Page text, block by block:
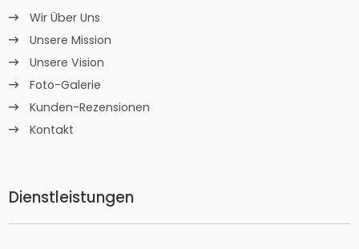
Wir Über Uns
Unsere Mission
Unsere Vision
Foto-Galerie
Kunden-Rezensionen
Kontakt
Dienstleistungen